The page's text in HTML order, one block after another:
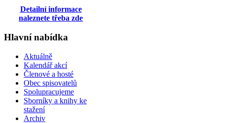
Detailní informace
naleznete třeba zde
Hlavní nabídka
Aktuálně
Kalendář akcí
Členové a hosté
Obec spisovatelů
Spolupracujeme
Sborníky a knihy ke
stažení
Archiv